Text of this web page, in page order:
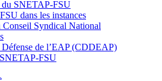
du SNETAP-FSU
dans les instances
Conseil Syndical National
de l’EAP (CDDEAP)
FSU